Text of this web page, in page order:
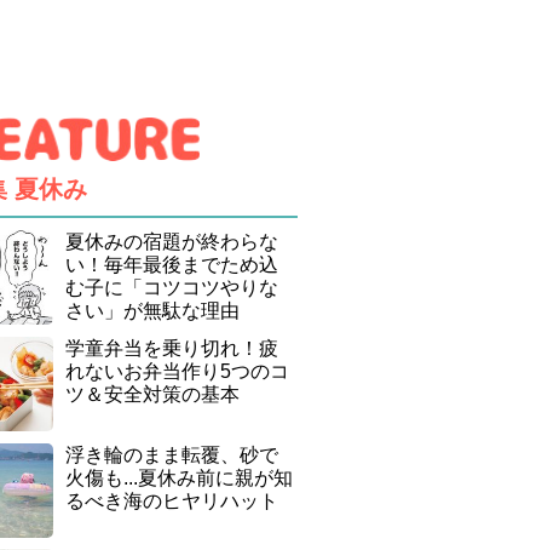
夏休み
夏休みの宿題が終わらな
い！毎年最後までため込
む子に「コツコツやりな
さい」が無駄な理由
学童弁当を乗り切れ！疲
れないお弁当作り5つのコ
ツ＆安全対策の基本
浮き輪のまま転覆、砂で
火傷も...夏休み前に親が知
るべき海のヒヤリハット